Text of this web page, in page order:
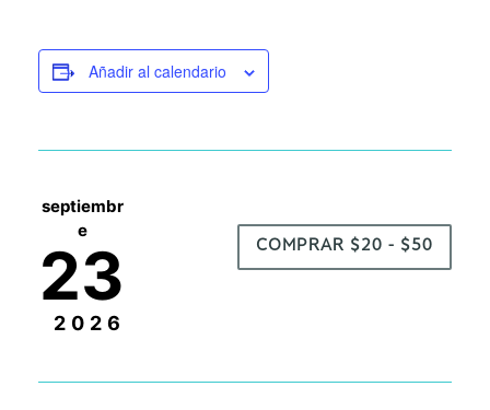
Añadir al calendario
septiembr
e
23
2026
COMPRAR $20 - $50